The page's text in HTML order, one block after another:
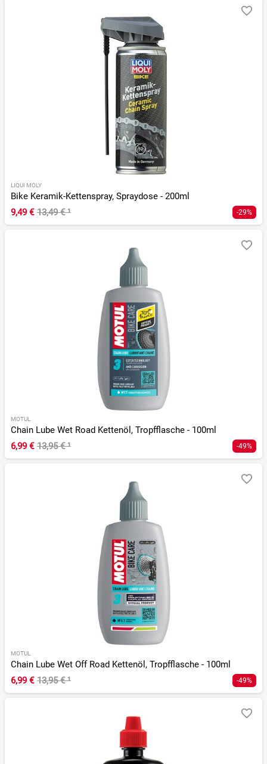
LIQUI MOLY
Bike Keramik-Kettenspray, Spraydose - 200ml
9,49 € 13,49 €¹ -29%
MOTUL
Chain Lube Wet Road Kettenöl, Tropfflasche - 100ml
6,99 € 13,95 €¹ -49%
MOTUL
Chain Lube Wet Off Road Kettenöl, Tropfflasche - 100ml
6,99 € 13,95 €¹ -49%